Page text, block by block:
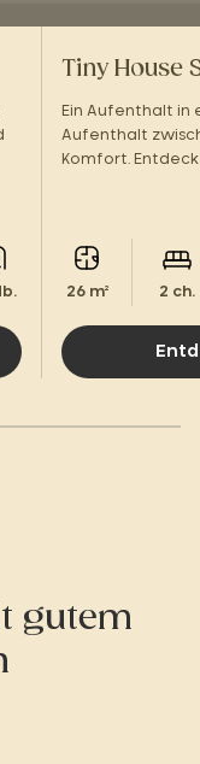
Tiny House
Ein Aufenthalt in
Aufenthalt
Komfort.
26 m² 2 ch.
gutem